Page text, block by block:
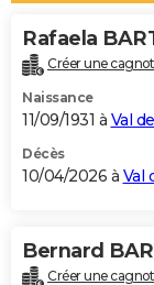
Alimentation
Guide de la santé
Maladies
Médicaments
Sommeil
VOYAGE
Destinations
City break
Voyage nature
Voyage de noces
Forum
Climat
+PHOTO
GUIDES D'ACHAT
BONS PLANS
Carte de Noël
Carte Bonne année
Carte Saint-Valentin
Carte Pâques
Carte d'anniversaire
DICTIONNAIRE
Rafaela
Créer une
Naissance
11/09/1931 à Val
Décès
10/04/2026 à Val
Bernard
Créer une